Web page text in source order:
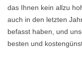
das Ihnen kein allzu
auch in den letzten
befasst haben, und
besten und